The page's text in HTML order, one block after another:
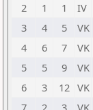
2
1 1 IV
3
4 5 VK
4
6 7 VK
5
5 9 VK
6
3 12 VK
7
2 3 VK